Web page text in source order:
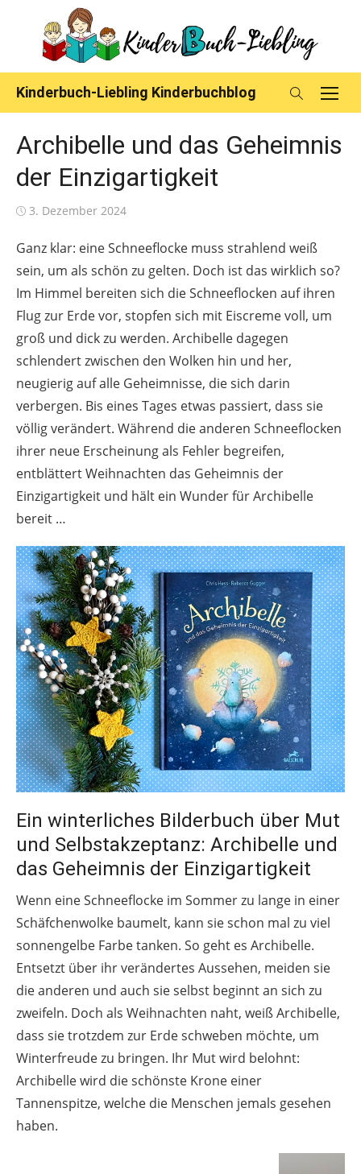
content
Kinderbuch-Liebling Kinderbuchblog
Archibelle und das Geheimnis
der Einzigartigkeit
Posted
3. Dezember 2024
Ganz klar: eine Schneeflocke muss strahlend weiß
sein, um als schön zu gelten. Doch ist das wirklich so?
Im Himmel bereiten sich die Schneeflocken auf ihren
Flug zur Erde vor, stopfen sich mit Eiscreme voll, um
groß und dick zu werden. Archibelle dagegen
schlendert zwischen den Wolken hin und her,
neugierig auf alle Geheimnisse, die sich darin
verbergen. Bis eines Tages etwas passiert, dass sie
völlig verändert. Während die anderen Schneeflocken
ihrer neue Erscheinung als Fehler begreifen,
entblättert Weihnachten das Geheimnis der
Einzigartigkeit und hält ein Wunder für Archibelle
bereit …
Ein winterliches Bilderbuch über Mut
und Selbstakzeptanz: Archibelle und
das Geheimnis der Einzigartigkeit
Wenn eine Schneeflocke im Sommer zu lange in einer
Schäfchenwolke baumelt, kann sie schon mal zu viel
sonnengelbe Farbe tanken. So geht es Archibelle.
Entsetzt über ihr verändertes Aussehen, meiden sie
die anderen und auch sie selbst beginnt an sich zu
zweifeln. Doch als Weihnachten naht, weiß Archibelle,
dass sie trotzdem zur Erde schweben möchte, um
Winterfreude zu bringen. Ihr Mut wird belohnt:
Archibelle wird die schönste Krone einer
Tannenspitze, welche die Menschen jemals gesehen
haben.